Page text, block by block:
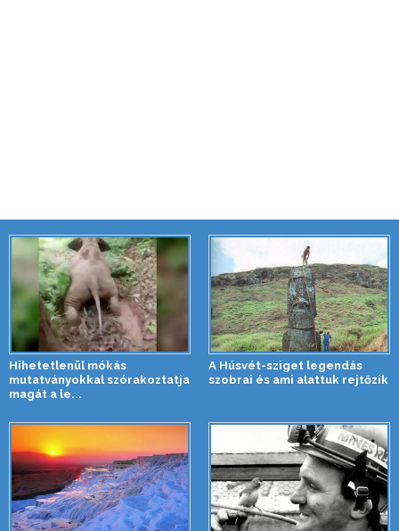
Hihetetlenül mókás
mutatványokkal szórakoztatja
magát a le...
A Húsvét-sziget legendás
szobrai és ami alattuk rejtőzik